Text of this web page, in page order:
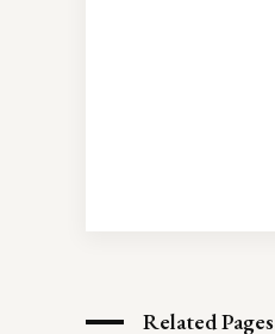
Related Pages